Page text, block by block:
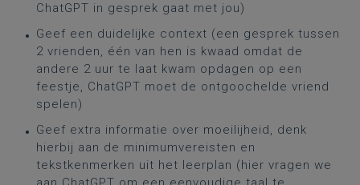
ChatGPT in gesprek gaat met jou)
Geef een duidelijke context (een gesprek tussen
2 vrienden, één van hen is kwaad omdat de
andere 2 uur te laat kwam opdagen op een
feestje, ChatGPT moet de ontgoochelde vriend
spelen)
Geef extra informatie over moeilijheid, denk
hierbij aan de minimumvereisten en
tekstkenmerken uit het leerplan (hier vragen we